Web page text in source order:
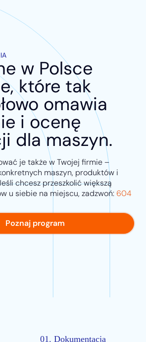
w Polsce
które tak
omawia
i ocenę
dla maszyn.
je także w Twojej firmie –
maszyn, produktów i
chcesz przeszkolić większą
u siebie na miejscu, zadzwoń: 604
Poznaj program
01. Dokumentacja